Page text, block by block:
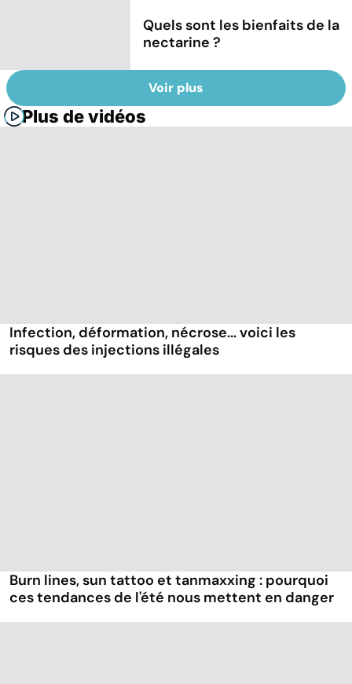
Quels sont les bienfaits de la
nectarine ?
Voir plus
Plus de vidéos
Infection, déformation, nécrose... voici les
risques des injections illégales
Burn lines, sun tattoo et tanmaxxing : pourquoi
ces tendances de l'été nous mettent en danger